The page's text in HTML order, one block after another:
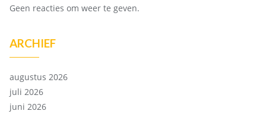
Geen reacties om weer te geven.
ARCHIEF
augustus 2026
juli 2026
juni 2026